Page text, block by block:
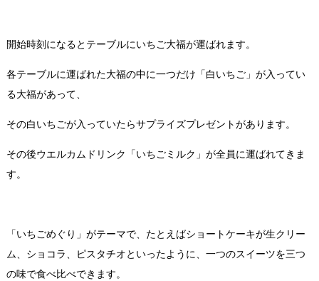
開始時刻になるとテーブルにいちご大福が運ばれます。
各テーブルに運ばれた大福の中に一つだけ「白いちご」が入ってい
る大福があって、
その白いちごが入っていたらサプライズプレゼントがあります。
その後ウエルカムドリンク「いちごミルク」が全員に運ばれてきま
す。
「いちごめぐり」がテーマで、たとえばショートケーキが生クリー
ム、ショコラ、ピスタチオといったように、一つのスイーツを三つ
の味で食べ比べできます。